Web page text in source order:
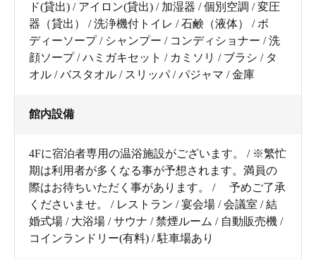
ド(貸出) / アイロン(貸出) / 加湿器 / 個別空調 / 変圧
器（貸出） / 洗浄機付トイレ / 石鹸（液体） / ボ
ディーソープ / シャンプー / コンディショナー / 洗
顔ソープ / ハミガキセット / カミソリ / ブラシ / タ
オル / バスタオル / スリッパ / パジャマ / 金庫
館内設備
4Fに宿泊者専用の温浴施設がございます。 / ※繁忙
期は利用者が多くなる事が予想されます。満員の
際はお待ちいただく事があります。 / 予めご了承
くださいませ。 / レストラン / 宴会場 / 会議室 / 結
婚式場 / 大浴場 / サウナ / 禁煙ルーム / 自動販売機 /
コインランドリー(有料) / 駐車場あり